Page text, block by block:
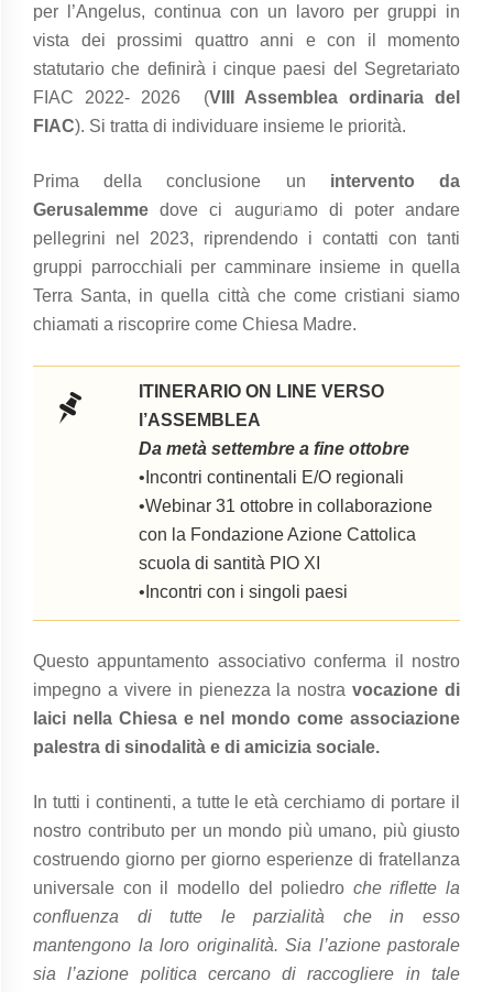
per l’Angelus, continua con un lavoro per gruppi in
vista dei prossimi quattro anni e con il momento
statutario che definirà i cinque paesi del Segretariato
FIAC 2022- 2026 (VIII Assemblea ordinaria del
FIAC). Si tratta di individuare insieme le priorità.
Prima della conclusione un intervento da
Gerusalemme dove ci auguriamo di poter andare
pellegrini nel 2023, riprendendo i contatti con tanti
gruppi parrocchiali per camminare insieme in quella
Terra Santa, in quella città che come cristiani siamo
chiamati a riscoprire come Chiesa Madre.
ITINERARIO ON LINE VERSO
l’ASSEMBLEA
Da metà settembre a fine ottobre
•Incontri continentali E/O regionali
•Webinar 31 ottobre in collaborazione
con la Fondazione Azione Cattolica
scuola di santità PIO XI
•Incontri con i singoli paesi
Questo appuntamento associativo conferma il nostro
impegno a vivere in pienezza la nostravocazione di
laici nella Chiesa e nel mondo come associazione
palestra di sinodalità e di amicizia sociale.
In tutti i continenti, a tutte le età cerchiamo di portare il
nostro contributo per un mondo più umano, più giusto
costruendo giorno per giorno esperienze di fratellanza
universale con il modello del poliedro che riflette la
confluenza di tutte le parzialità che in esso
mantengono la loro originalità. Sia l’azione pastorale
sia l’azione politica cercano di raccogliere in tale